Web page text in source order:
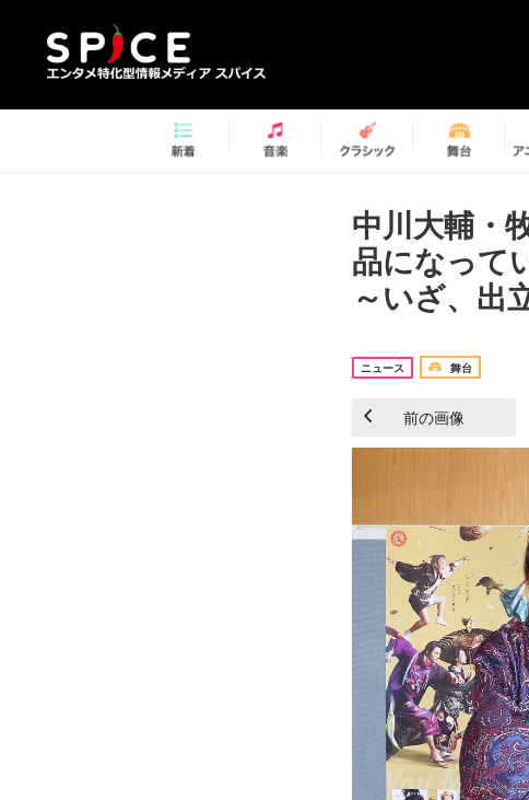
中川大輔・
品になって
～いざ、出
ニュース 舞台
前の画像